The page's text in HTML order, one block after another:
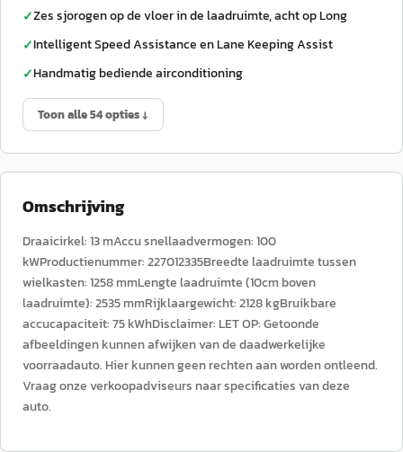
✓Zes sjorogen op de vloer in de laadruimte, acht op Long
✓Intelligent Speed Assistance en Lane Keeping Assist
✓Handmatig bediende airconditioning
Toon alle 54 opties ↓
Omschrijving
Draaicirkel: 13 mAccu snellaadvermogen: 100
kWProductienummer: 227012335Breedte laadruimte tussen
wielkasten: 1258 mmLengte laadruimte (10cm boven
laadruimte): 2535 mmRijklaargewicht: 2128 kgBruikbare
accucapaciteit: 75 kWhDisclaimer: LET OP: Getoonde
afbeeldingen kunnen afwijken van de daadwerkelijke
voorraadauto. Hier kunnen geen rechten aan worden ontleend.
Vraag onze verkoopadviseurs naar specificaties van deze
auto.